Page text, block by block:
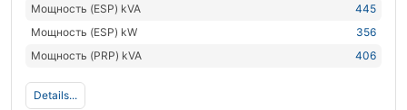
Мощность (ESP) kVA
445
Мощность (ESP) kW
356
Мощность (PRP) kVA
406
Details...